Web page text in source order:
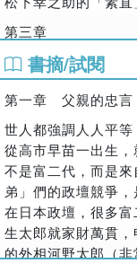
富豪子弟雲集。一
階層的女孩子，怎
高市早苗的出身成長
的性格，絕不服輸
家自己救」，高市早
曾喜歡騎重型摩托
天則開著她的「政治
臺，讓日本這輛太陽
次「明治維新」的變
這本中文世界第一
這一步不是偶然。
她不是政治上摸到
第三章
美國的歷練 安倍晉三
第四章
跨越海峽的火炬——
第五章
鐵娘子東洋版：高
第六章
李光耀的「東方藍
第七章
「穿著和服的漢密
書摘/試閱
第一章 父親的忠言
世人都強調人人平
從高市早苗一出生
不是富二代，而是
弟」們的政壇競爭
在日本政壇，很多
生太郎就家財萬貫，
的外相河野太郎（非